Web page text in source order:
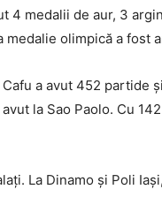
4 medalii de aur, 3
olimpică a fost
a avut 452 partide
la Sao Paolo. Cu
La Dinamo și Poli